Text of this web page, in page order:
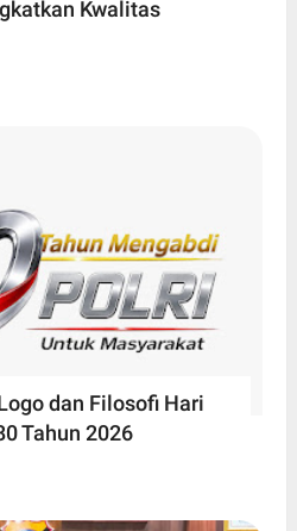
Kwalitas
dan Filosofi Hari
Tahun 2026